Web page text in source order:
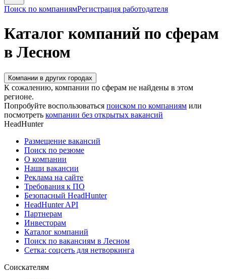
Поиск по компаниямРегистрация работодателя
Каталог компаний по сферам
в Лесном
Компании в других городах
К сожалению, компании по сферам не найдены в этом
регионе.
Попробуйте воспользоваться поиском по компаниям или
посмотреть компании без открытых вакансий
HeadHunter
Размещение вакансий
Поиск по резюме
О компании
Наши вакансии
Реклама на сайте
Требования к ПО
Безопасный HeadHunter
HeadHunter API
Партнерам
Инвесторам
Каталог компаний
Поиск по вакансиям в Лесном
Сетка: соцсеть для нетворкинга
Соискателям